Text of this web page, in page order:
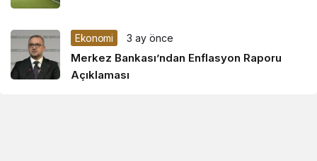
Ekonomi 3 ay önce
Merkez Bankası’ndan Enflasyon Raporu
Açıklaması